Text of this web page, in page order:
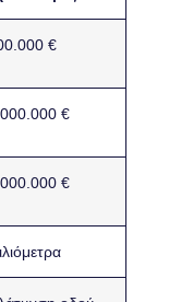
€
€
€